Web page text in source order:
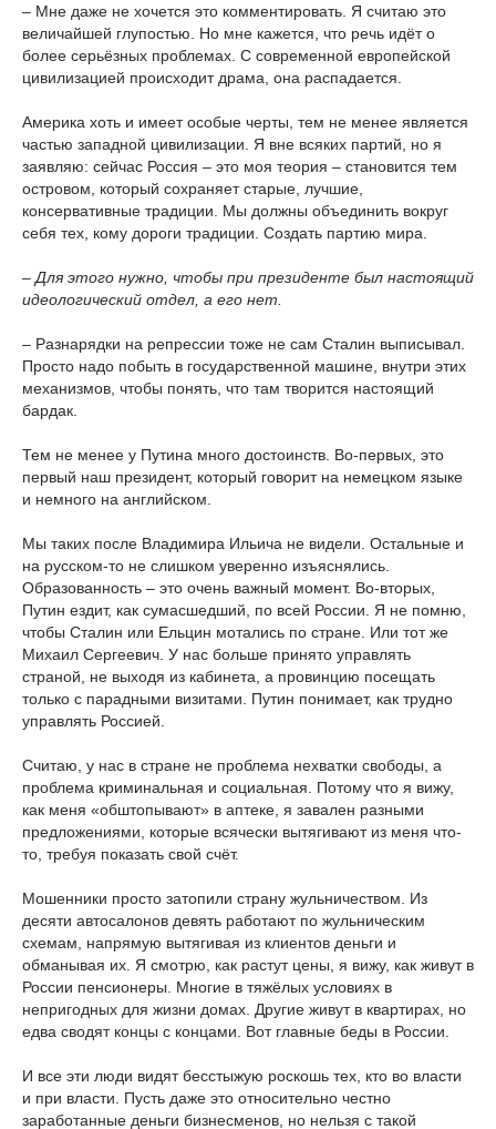
– Мне даже не хочется это комментировать. Я считаю это
величайшей глупостью. Но мне кажется, что речь идёт о
более серьёзных проблемах. С современной европейской
цивилизацией происходит драма, она распадается.
Америка хоть и имеет особые черты, тем не менее является
частью западной цивилизации. Я вне всяких партий, но я
заявляю: сейчас Россия – это моя теория – становится тем
островом, который сохраняет старые, лучшие,
консервативные традиции. Мы должны объединить вокруг
себя тех, кому дороги традиции. Создать партию мира.
– Для этого нужно, чтобы при президенте был настоящий
идеологический отдел, а его нет.
– Разнарядки на репрессии тоже не сам Сталин выписывал.
Просто надо побыть в государственной машине, внутри этих
механизмов, чтобы понять, что там творится настоящий
бардак.
Тем не менее у Путина много достоинств. Во-первых, это
первый наш президент, который говорит на немецком языке
и немного на английском.
Мы таких после Владимира Ильича не видели. Остальные и
на русском-то не слишком уверенно изъяснялись.
Образованность – это очень важный момент. Во-вторых,
Путин ездит, как сумасшедший, по всей России. Я не помню,
чтобы Сталин или Ельцин мотались по стране. Или тот же
Михаил Сергеевич. У нас больше принято управлять
страной, не выходя из кабинета, а провинцию посещать
только с парадными визитами. Путин понимает, как трудно
управлять Россией.
Считаю, у нас в стране не проблема нехватки свободы, а
проблема криминальная и социальная. Потому что я вижу,
как меня «обштопывают» в аптеке, я завален разными
предложениями, которые всячески вытягивают из меня что-
то, требуя показать свой счёт.
Мошенники просто затопили страну жульничеством. Из
десяти автосалонов девять работают по жульническим
схемам, напрямую вытягивая из клиентов деньги и
обманывая их. Я смотрю, как растут цены, я вижу, как живут в
России пенсионеры. Многие в тяжёлых условиях в
непригодных для жизни домах. Другие живут в квартирах, но
едва сводят концы с концами. Вот главные беды в России.
И все эти люди видят бесстыжую роскошь тех, кто во власти
и при власти. Пусть даже это относительно честно
заработанные деньги бизнесменов, но нельзя с такой